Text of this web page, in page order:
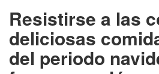
Resistirse a las
deliciosas
del periodo